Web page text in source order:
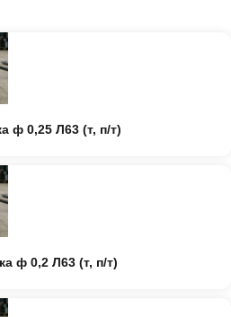
ф 0,25 Л63 (т, п/т)
ф 0,2 Л63 (т, п/т)